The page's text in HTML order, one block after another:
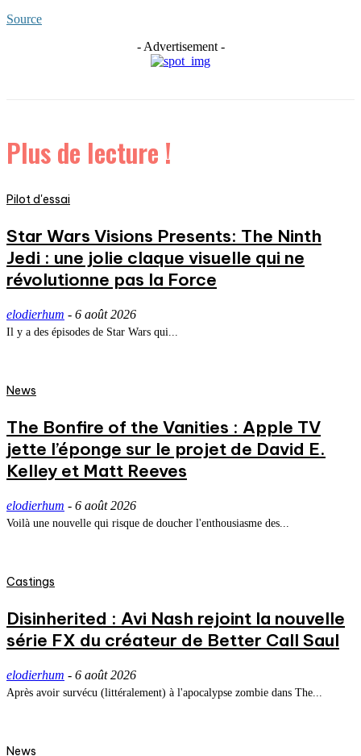
Source
- Advertisement -
Plus de lecture !
Pilot d'essai
Star Wars Visions Presents: The Ninth
Jedi : une jolie claque visuelle qui ne
révolutionne pas la Force
elodierhum - 6 août 2026
Il y a des épisodes de Star Wars qui...
News
The Bonfire of the Vanities : Apple TV
jette l’éponge sur le projet de David E.
Kelley et Matt Reeves
elodierhum - 6 août 2026
Voilà une nouvelle qui risque de doucher l'enthousiasme des...
Castings
Disinherited : Avi Nash rejoint la nouvelle
série FX du créateur de Better Call Saul
elodierhum - 6 août 2026
Après avoir survécu (littéralement) à l'apocalypse zombie dans The...
News